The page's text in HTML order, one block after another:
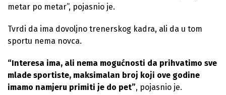
metar po metar”, pojasnio je.
Tvrdi da ima dovoljno trenerskog kadra, ali da u tom
sportu nema novca.
“Interesa ima, ali nema mogućnosti da prihvatimo sve
mlade sportiste, maksimalan broj koji ove godine
imamo namjeru primiti je do pet”, pojasnio je.